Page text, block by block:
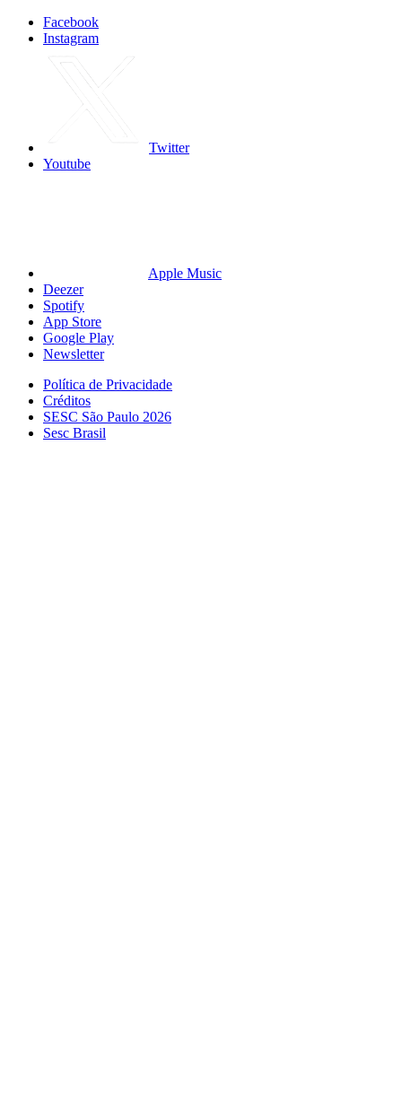
Facebook
Instagram
Twitter
Youtube
Apple Music
Deezer
Spotify
App Store
Google Play
Newsletter
Política de Privacidade
Créditos
SESC São Paulo 2026
Sesc Brasil